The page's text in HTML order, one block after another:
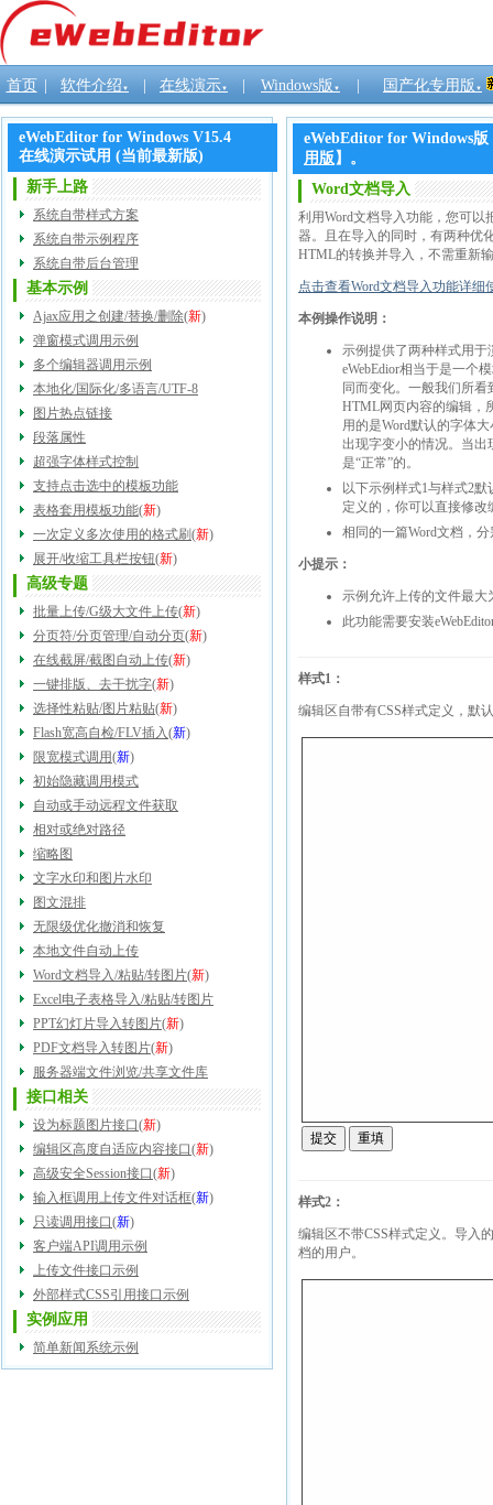
首页 软件介绍 ▼ 在线演示▼ Windows版 ▼ 国产化专用版 ▼
eWebEditor for Windows V15.4
在线演示试用 (当前最新版)
新手上路
系统自带样式方案
系统自带示例程序
系统自带后台管理
基本示例
Ajax应用之创建/替换/删除(新)
弹窗模式调用示例
多个编辑器调用示例
本地化/国际化/多语言/UTF-8
图片热点链接
段落属性
超强字体样式控制
支持点击选中的模板功能
表格套用模板功能(新)
一次定义多次使用的格式刷(新)
展开/收缩工具栏按钮(新)
高级专题
批量上传/G级大文件上传(新)
分页符/分页管理/自动分页(新)
在线截屏/截图自动上传(新)
一键排版、去干扰字(新)
选择性粘贴/图片粘贴(新)
Flash宽高自检/FLV插入(新)
限宽模式调用(新)
初始隐藏调用模式
自动或手动远程文件获取
相对或绝对路径
缩略图
文字水印和图片水印
图文混排
无限级优化撤消和恢复
本地文件自动上传
Word文档导入/粘贴/转图片(新)
Excel电子表格导入/粘贴/转图片
PPT幻灯片导入转图片(新)
PDF文档导入转图片(新)
服务器端文件浏览/共享文件库
接口相关
设为标题图片接口(新)
编辑区高度自适应内容接口(新)
高级安全Session接口(新)
输入框调用上传文件对话框(新)
只读调用接口(新)
客户端API调用示例
上传文件接口示例
外部样式CSS引用接口示例
实例应用
简单新闻系统示例
eWebEditor for Windows
用版 】。
Word文档导入
利用Word文档导入功能，您可以
器。且在导入的同时，有两种优
HTML的转换并导入，不需重新
点击查看Word文档导入功能详细
本例操作说明：
示例提供了两种样式用于
eWebEdior相当于是一个
同而变化。一般我们所看
HTML网页内容的编辑，
用的是Word默认的字体
出现字变小的情况。当出
是“正常”的。
以下示例样式1与样式2
定义的，你可以直接修
相同的一篇Word文档，
小提示：
示例允许上传的文件最大
此功能需要安装
样式1：
编辑区自带有CSS样式定义，默
样式2：
编辑区不带CSS样式定义。导入
档的用户。